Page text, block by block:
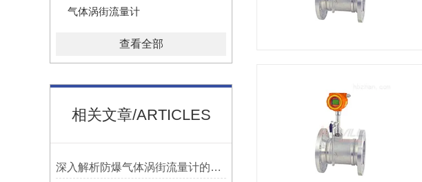
气体涡街流量计
查看全部
相关文章/ARTICLES
深入解析防爆气体涡街流量计的防爆机制